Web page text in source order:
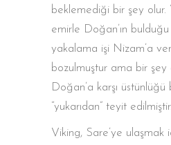
beklemediği bir şey olur.
emirle Doğan’ın
yakalama işi Nizam’a
bozulmuştur ama bir şey
Doğan’a karşı
“yukarıdan” teyit
Viking, Sare’ye ulaşmak